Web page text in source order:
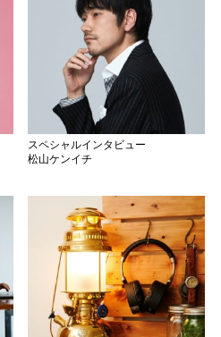
スペシャルインタビュー
松山ケンイチ